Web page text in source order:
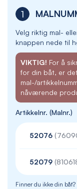
1
Velg riktig mal-
knappen nede til
VIKTIG! For å
for din båt, er
mal-/
nåværende
Artikkelnr. (Malnr.)
Finner du ikke din båt?
52076
52079
the
images
gallery